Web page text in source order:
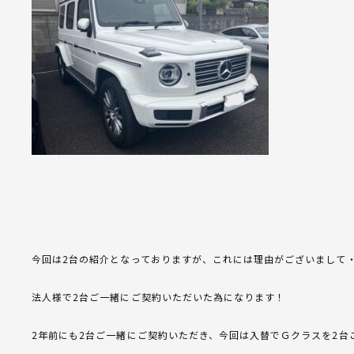
今回は2台の紹介となっておりますが、これには理由がございまして
法人様で2台ご一緒にご契約いただいた為になります！
2年前にも2台ご一緒にご契約いただき、今回は入替でＧクラスを2台